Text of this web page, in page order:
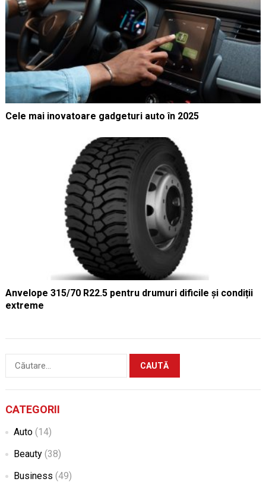
Cele mai inovatoare gadgeturi auto în 2025
Anvelope 315/70 R22.5 pentru drumuri dificile și condiții
extreme
Caută
CATEGORII
Auto(14)
Beauty(38)
Business (49)